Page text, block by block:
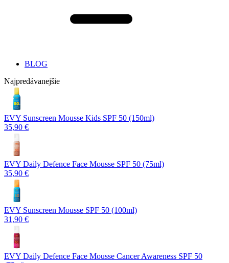
BLOG
Najpredávanejšie
EVY Sunscreen Mousse Kids SPF 50 (150ml)
35,90 €
EVY Daily Defence Face Mousse SPF 50 (75ml)
35,90 €
EVY Sunscreen Mousse SPF 50 (100ml)
31,90 €
EVY Daily Defence Face Mousse Cancer Awareness SPF 50